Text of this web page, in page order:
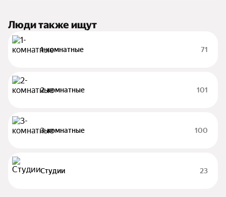
Люди также ищут
1-комнатные 71
2-комнатные 101
3-комнатные 100
Студии 23